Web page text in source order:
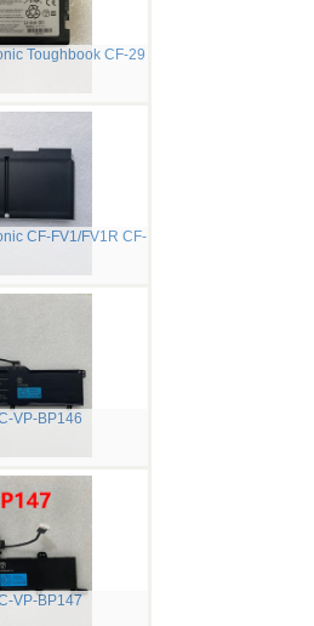
Toughbook CF-29
CF-FV1/FV1R CF-
VP-BP146
VP-BP147